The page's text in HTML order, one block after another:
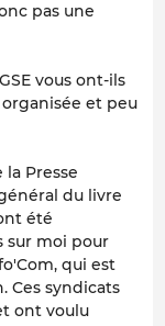
pas une
vous ont-ils
et peu
la Presse
du livre
été
sur moi pour
qui est
Ces syndicats
ont voulu